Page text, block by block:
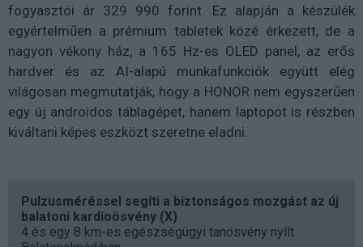
fogyasztói ár 329 990 forint. Ez alapján a készülék
egyértelműen a prémium tabletek közé érkezett, de a
nagyon vékony ház, a 165 Hz-es OLED panel, az erős
hardver és az AI-alapú munkafunkciók együtt elég
világosan megmutatják, hogy a HONOR nem egyszerűen
egy új androidos táblagépet, hanem laptopot is részben
kiváltani képes eszközt szeretne eladni.
Pulzusméréssel segíti a biztonságos mozgást az új
balatoni kardioösvény (X)
4 és egy 8 km-es egészségügyi tanösvény nyílt